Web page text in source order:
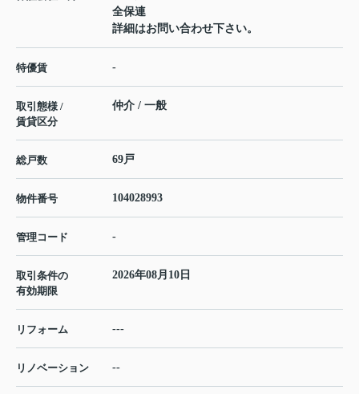
全保連
詳細はお問い合わせ下さい。
特優賃 -
取引態様 /
賃貸区分
仲介 / 一般
総戸数 69戸
物件番号 104028993
管理コード -
取引条件の
有効期限
2026年08月10日
リフォーム ---
リノベーション --